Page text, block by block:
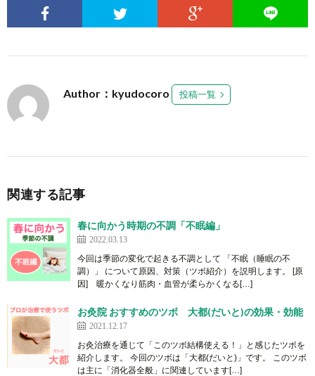
Author：kyudocoro 投稿一覧
関連する記事
春に向かう時期の不調「不眠編」
2022.03.13
今回は季節の変化で起きる不調として 「不眠（睡眠の不
調）」 について原因、対策（ツボ紹介）を説明します。 [原
因] 暖かくなり筋肉・血管が柔らかくなる[…]
お灸院 おすすめのツボ 大都(だいと)の効果・効能
2021.12.17
お灸治療を通じて「このツボ結構使える！」と感じたツボを
紹介します。 今回のツボは「大都(だいと)」です。 このツボ
は主に「消化器全般」に関連しています[…]